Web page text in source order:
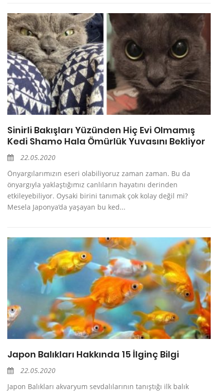
Sinirli Bakışları Yüzünden Hiç Evi Olmamış
Kedi Shamo Hala Ömürlük Yuvasını Bekliyor
22.05.2020
Önyargılarımızın eseri olabiliyoruz zaman zaman. Bu da
önyargıyla yaklaştığımız canlıların hayatını derinden
etkileyebiliyor. Oysaki birini tanımak çok kolay değil mi?
Mesela Japonya’da yaşayan bu ked...
Japon Balıkları Hakkında 15 İlginç Bilgi
22.05.2020
Japon Balıkları akvaryum sevdalılarının tanıştığı ilk balık